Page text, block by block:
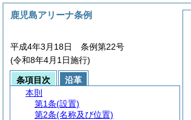
鹿児島アリーナ条例
平成4年3月18日 条例第22号
(令和8年4月1日施行)
条項目次
沿革
本則
第1条(設置)
第2条(名称及び位置)